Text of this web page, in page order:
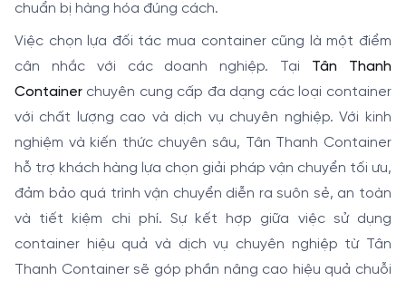
chuẩn bị hàng hóa đúng cách.
Việc chọn lựa đối tác mua container cũng là một điểm
cân nhắc với các doanh nghiệp. Tại Tân Thanh
Container chuyên cung cấp đa dạng các loại container
với chất lượng cao và dịch vụ chuyên nghiệp. Với kinh
nghiệm và kiến thức chuyên sâu, Tân Thanh Container
hỗ trợ khách hàng lựa chọn giải pháp vận chuyển tối ưu,
đảm bảo quá trình vận chuyển diễn ra suôn sẻ, an toàn
và tiết kiệm chi phí. Sự kết hợp giữa việc sử dụng
container hiệu quả và dịch vụ chuyên nghiệp từ Tân
Thanh Container sẽ góp phần nâng cao hiệu quả chuỗi